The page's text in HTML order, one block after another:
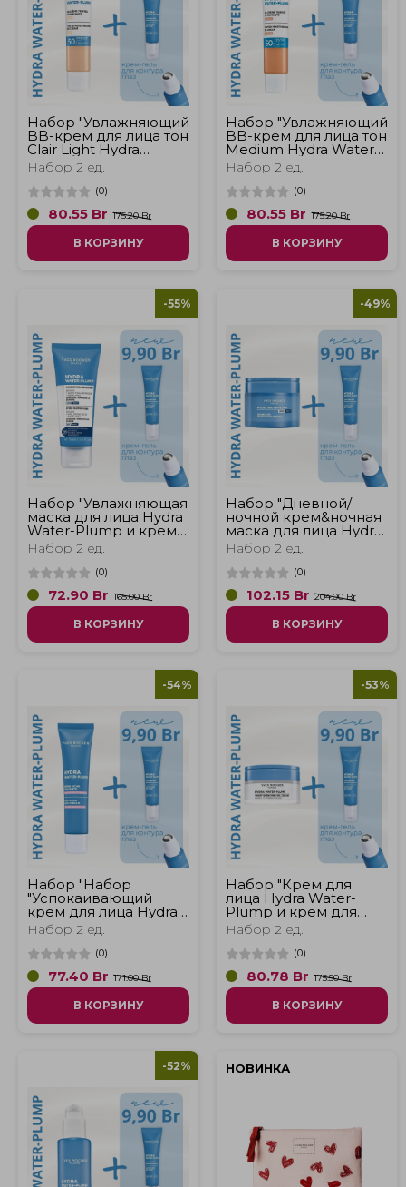
Набор "Увлажняющий
BB-крем для лица тон
Clair Light Hydra
Water-Plump и крем
для контура глаз
Hydra Water-Plump"
Набор 2 ед.
(0)
80.55 Br 175.20 Br
В КОРЗИНУ
Набор "Увлажняющий
BB-крем для лица тон
Medium Hydra Water-
Plump и крем для
контура глаз Hydra
Water-Plump"
Набор 2 ед.
(0)
80.55 Br 175.20 Br
В КОРЗИНУ
-55%
Набор "Увлажняющая
маска для лица Hydra
Water-Plump и крем
для контура глаз
Hydra Water-Plump"
Набор 2 ед.
(0)
72.90 Br 165.00 Br
В КОРЗИНУ
-49%
Набор "Дневной/
ночной крем&ночная
маска для лица Hydra
Water-Plump и крем
для контура глаз
Hydra Water-Plump"
Набор 2 ед.
(0)
102.15 Br 204.00 Br
В КОРЗИНУ
-54%
Набор "Набор
"Успокаивающий
крем для лица Hydra
Water-Plump и крем
для контура глаз
Hydra Water-Plump"
Набор 2 ед.
(0)
77.40 Br 171.00 Br
В КОРЗИНУ
-53%
Набор "Крем для
лица Hydra Water-
Plump и крем для
контура глаз Hydra
Water-Plump"
Набор 2 ед.
(0)
80.78 Br 175.50 Br
В КОРЗИНУ
-52% НОВИНКА